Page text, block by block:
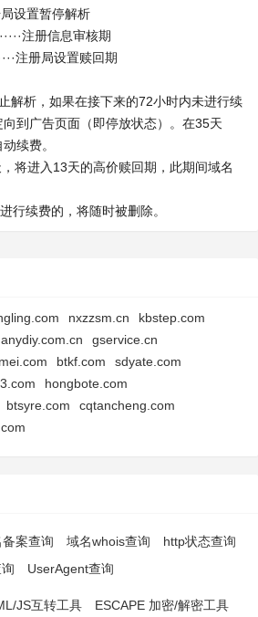
局设置暂停解析
注册信息审核期
注册局设置赎回期
解析，如果在接下来的72小时内未进行续
到广告页面（即停放状态）。在35天
续费。
将进入13天的高价赎回期，此期间域名
行续费的，将随时被删除。
nxzzsm.cn
kbstep.com
anydiy.com.cn
gservice.cn
btkf.com
sdyate.com
hongbote.com
btsyre.com
cqtancheng.com
案查询 域名whois查询
http状态查询
UserAgent查询
JS互转工具 ESCAPE 加密/解密工具